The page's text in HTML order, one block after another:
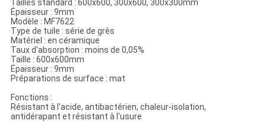
Tailles standard : 600x600, 300x600, 300x300mm
Épaisseur : 9mm
Modèle : MF7622
Type de tuile : série de grès
Matériel : en céramique
Taux d'absorption : moins de 0,05%
Taille : 600x600mm
Épaisseur : 9mm
Préparations de surface : mat
Fonctions :
Résistant à l'acide, antibactérien, chaleur-isolation,
antidérapant et résistant à l'usure